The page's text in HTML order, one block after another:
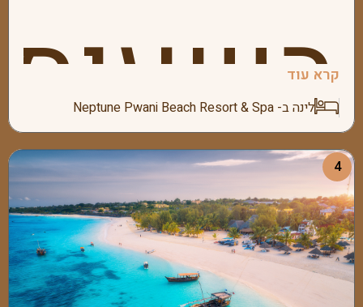
נציגינו
לשדה
בשעות
הבוקר
קרא עוד
לינה ב- Neptune Pwani Beach Resort & Spa
4